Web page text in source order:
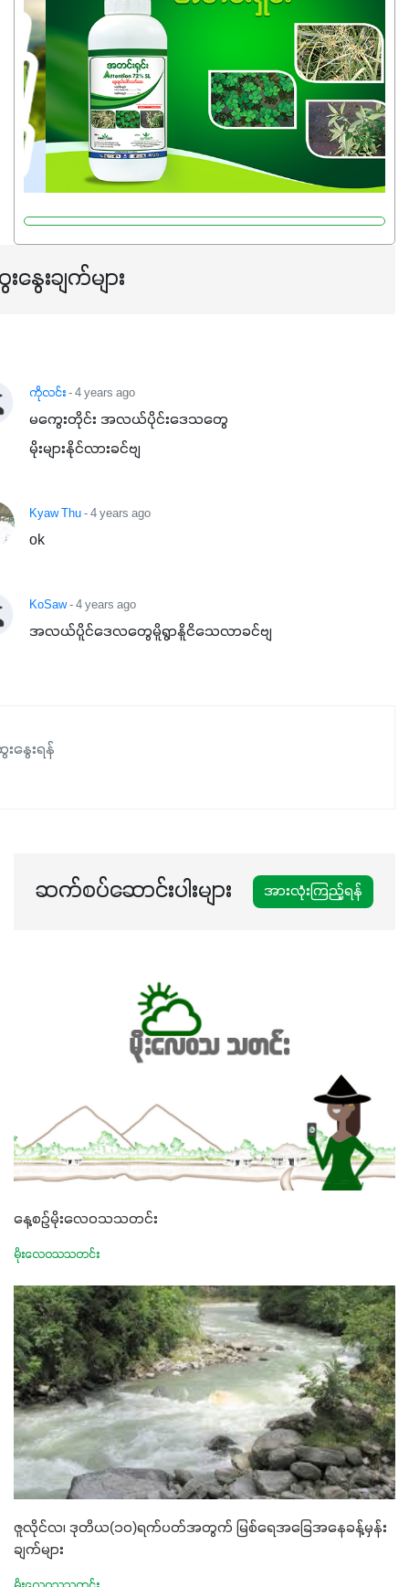
သုံးသင့်ပါတယ်။
နွေးချက်များ
ကိုလင်း- 4 years ago
မကွေးတိုင်း အလယ်ပိုင်းဒေသတွေ
မိုးများနိုင်လားခင်ဗျ
Kyaw Thu- 4 years ago
ok
KoSaw- 4 years ago
အလယ်ပိူင်ဒေလတွေမိူရွာနိူငိသေလာခင်ဗျ
နွေးရန်
ဆက်စပ်ဆောင်းပါးများ အားလုံးကြည့်ရန်
နေ့စဉ်မိုးလေဝသသတင်း
မိုးလေဝသသတင်း
ဇူလိုင်လ၊ ဒုတိယ(၁၀)ရက်ပတ်အတွက် မြစ်ရေအခြေအနေခန့်မှန်း
ချက်များ